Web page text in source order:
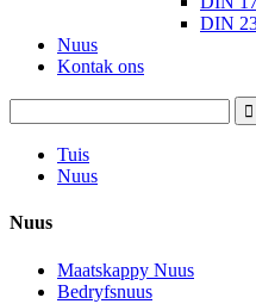
DIN
Nuus
Kontak ons
Tuis
Nuus
Nuus
Maatskappy Nuus
Bedryfsnuus